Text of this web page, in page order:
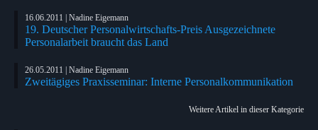
16.06.2011 | Nadine Eigemann
19. Deutscher Personalwirtschafts-Preis Ausgezeichnete
Personalarbeit braucht das Land
26.05.2011 | Nadine Eigemann
Zweitägiges Praxisseminar: Interne Personalkommunikation
Weitere Artikel in dieser Kategorie